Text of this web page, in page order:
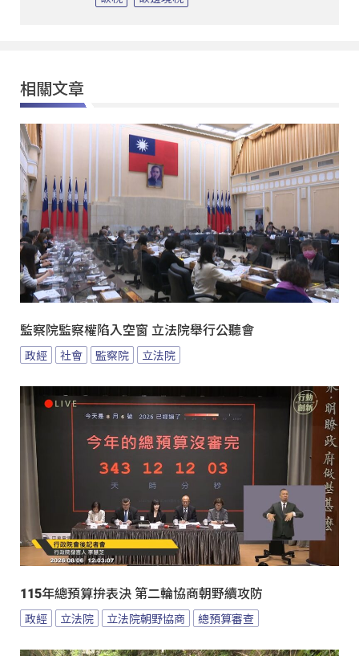
相關文章
監察院監察權陷入空窗 立法院舉行公聽會
政經 社會 監察院 立法院
115年總預算拚表決 第二輪協商朝野續攻防
政經 立法院 立法院朝野協商 總預算審查